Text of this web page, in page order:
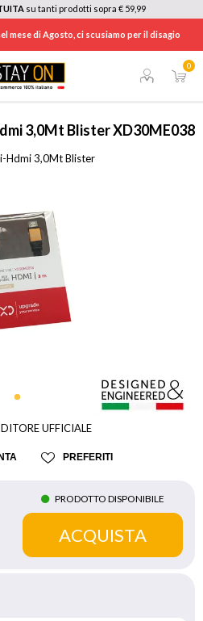
su tanti prodotti sopra € 59,99
mese di Agosto, ci scusiamo per il disagio
0
CINEMA / ACCESSORI TV
3,0Mt Blister XD30ME038
Hdmi 3,0Mt Blister
UFFICIALE
PREFERITI
PRODOTTO DISPONIBILE